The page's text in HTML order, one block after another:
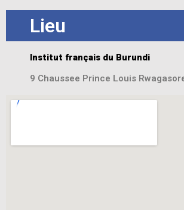
Lieu
Institut français du Burundi
9 Chaussee Prince Louis